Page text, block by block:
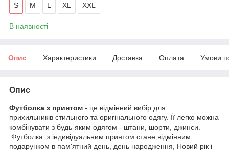
S M L XL XXL
В наявності
Опис Характеристики Доставка Оплата Умови
Опис
Футболка з принтом - це відмінний вибір для
прихильників стильного та оригінального одягу. Її легко можна
комбінувати з будь-яким одягом - штани, шорти, джинси.
Футболка з індивідуальним принтом стане відмінним
подарунком в пам'ятний день, день народження, Новий рік і